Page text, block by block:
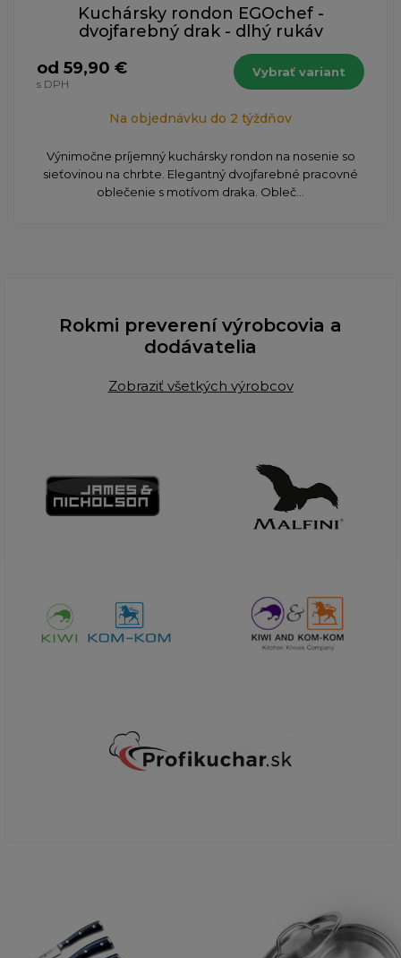
Kuchársky rondon EGOchef -
dvojfarebný drak - dlhý rukáv
od 59,90 €
s DPH
Vybrať variant
Na objednávku do 2 týždňov
Výnimočne príjemný kuchársky rondon na nosenie so
sieťovinou na chrbte. Elegantný dvojfarebné pracovné
oblečenie s motívom draka. Obleč...
Rokmi preverení výrobcovia a
dodávatelia
Zobraziť všetkých výrobcov